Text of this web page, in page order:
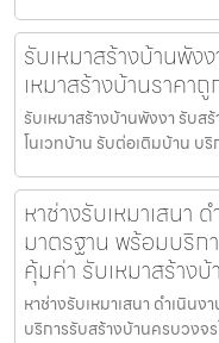
รับเหมาสร้างบ้านพั
เหมาสร้างบ้านราคา
รับเหมาสร้างบ้านพังงา รับส
โนเวทบ้าน รับต่อเติมบ้าน บ
หาช่างรับเหมาเสนา
มาตรฐาน พร้อมบริก
คุ้มค่า รับเหมาสร้าง
หาช่างรับเหมาเสนา ดำเนิน
บริการรับสร้างบ้านครบวงจ